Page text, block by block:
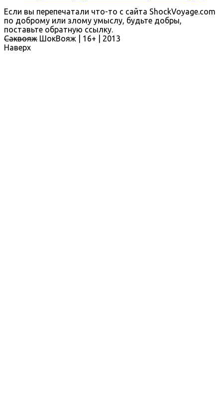
Если вы перепечатали что-то с сайта ShockVoyage.com
по доброму или злому умыслу, будьте добры,
поставьте обратную ссылку.
Саквояж ШокВояж | 16+ | 2013
Наверх